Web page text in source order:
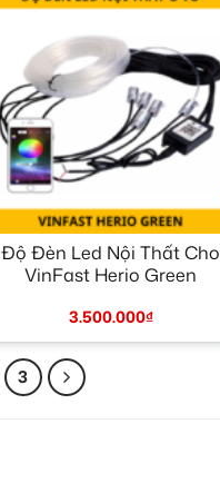
+
Độ Đèn Led Nội Thất Cho
VinFast Herio Green
3.500.000₫
3